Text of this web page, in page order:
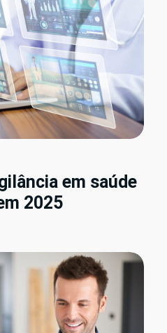
em saúde
2025